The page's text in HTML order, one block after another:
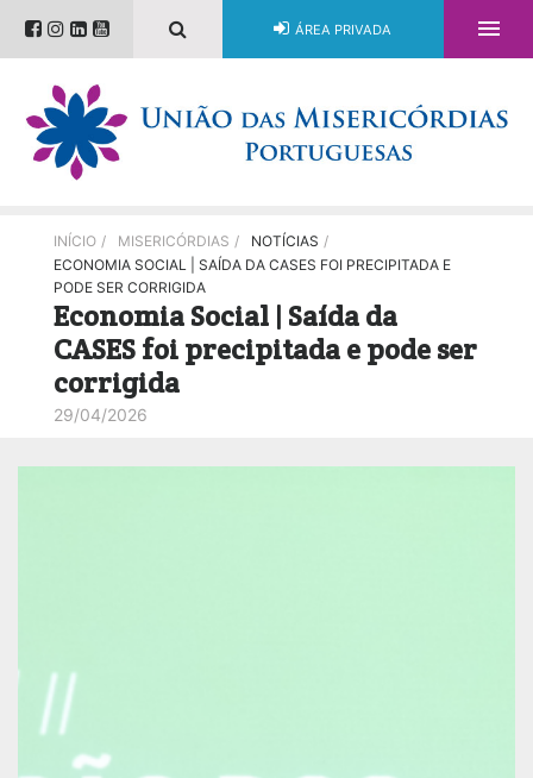
ÁREA PRIVADA 
INÍCIO / MISERICÓRDIAS / NOTÍCIAS /
ECONOMIA SOCIAL | SAÍDA DA CASES FOI PRECIPITADA E
PODE SER CORRIGIDA
Economia Social | Saída da
CASES foi precipitada e pode ser
corrigida
29/04/2026